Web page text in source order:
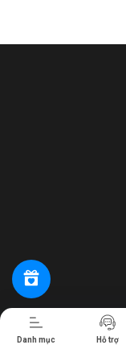
Danh mục Hỗ trợ